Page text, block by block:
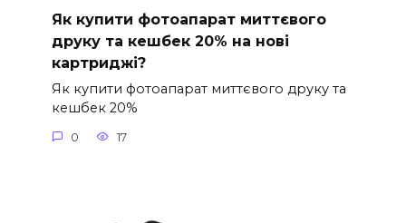
Як купити фотоапарат миттєвого
друку та кешбек 20% на нові
картриджі?
Як купити фотоапарат миттєвого друку та
кешбек 20%
0 17